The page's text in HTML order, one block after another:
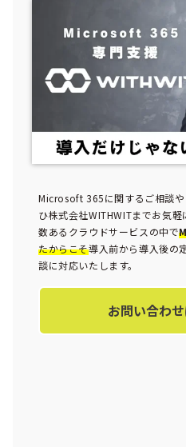
Microsoft 365に関するご相談
ひ株式会社WITHWITまでお気軽
数あるクラウドサービスの中で
たからこそ導入前から導入後の
談に対応いたします。
お問い合わ